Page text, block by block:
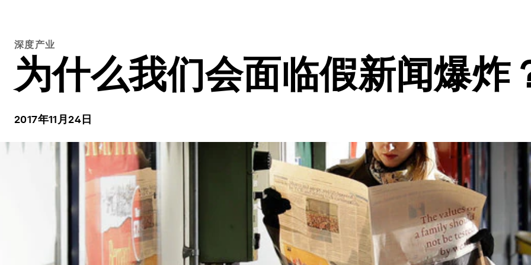
深度产业
为什么我们会面临假新闻爆炸
2017年11月24日